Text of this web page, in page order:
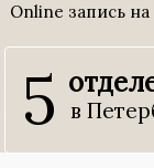
Online запись
5 в